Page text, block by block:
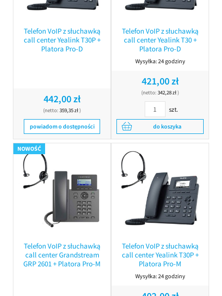
Telefon VoIP z słuchawką
call center Yealink T30P +
Platora Pro-D
442,00 zł
(netto: 359,35 zł)
powiadom o dostępności
Telefon VoIP z słuchawką
call center Yealink T30 +
Platora Pro-D
Wysyłka:24 godziny
421,00 zł
(netto: 342,28 zł)
szt.
do koszyka
Telefon VoIP z słuchawką
call center Grandstream
GRP 2601 + Platora Pro-M
NOWOŚĆ
Telefon VoIP z słuchawką
call center Yealink T30P +
Platora Pro-M
Wysyłka:24 godziny